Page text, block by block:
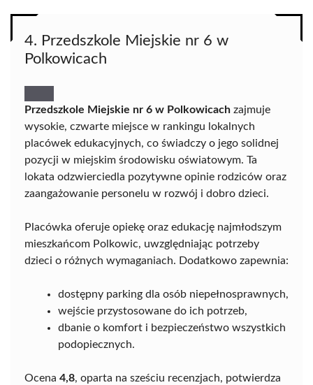
4. Przedszkole Miejskie nr 6 w
Polkowicach
Przedszkole Miejskie nr 6 w Polkowicach zajmuje
wysokie, czwarte miejsce w rankingu lokalnych
placówek edukacyjnych, co świadczy o jego solidnej
pozycji w miejskim środowisku oświatowym. Ta
lokata odzwierciedla pozytywne opinie rodziców oraz
zaangażowanie personelu w rozwój i dobro dzieci.
Placówka oferuje opiekę oraz edukację najmłodszym
mieszkańcom Polkowic, uwzględniając potrzeby
dzieci o różnych wymaganiach. Dodatkowo zapewnia:
dostępny parking dla osób niepełnosprawnych,
wejście przystosowane do ich potrzeb,
dbanie o komfort i bezpieczeństwo wszystkich
podopiecznych.
Ocena 4,8, oparta na sześciu recenzjach, potwierdza